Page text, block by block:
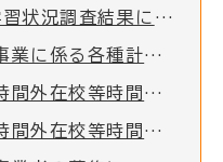
令和7年度全国学力・学習状況調査結果について
公立学校情報機器整備事業に係る各種計画について
紋別市立学校教職員の時間外在校等時間の公表について
紋別市立学校教職員の時間外在校等時間の公表について